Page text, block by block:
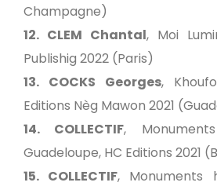
Champagne)
12. CLEM Chantal, Moi
Publishig 2022 (Paris)
13. COCKS Georges,
Editions Nèg Mawon 2021
14. COLLECTIF,
Guadeloupe, HC Editions 2021
15. COLLECTIF, Monuments